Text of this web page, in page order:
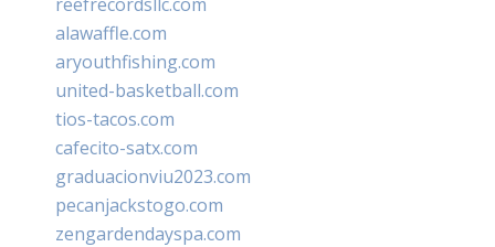
alawaffle.com
aryouthfishing.com
united-basketball.com
tios-tacos.com
cafecito-satx.com
graduacionviu2023.com
pecanjackstogo.com
zengardendayspa.com